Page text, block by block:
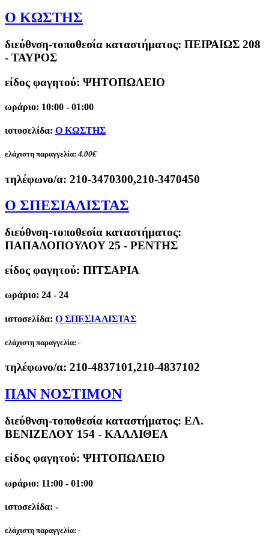
Ο ΚΩΣΤΗΣ
διεύθνση-τοποθεσία καταστήματος: ΠΕΙΡΑΙΩΣ 208
- ΤΑΥΡΟΣ
είδος φαγητού: ΨΗΤΟΠΩΛΕΙΟ
ωράριο: 10:00 - 01:00
ιστοσελίδα: Ο ΚΩΣΤΗΣ
ελάχιστη παραγγελία: 4.00€
τηλέφωνο/α: 210-3470300,210-3470450
Ο ΣΠΕΣΙΑΛΙΣΤΑΣ
διεύθνση-τοποθεσία καταστήματος:
ΠΑΠΑΔΟΠΟΥΛΟΥ 25 - ΡΕΝΤΗΣ
είδος φαγητού: ΠΙΤΣΑΡΙΑ
ωράριο: 24 - 24
ιστοσελίδα: Ο ΣΠΕΣΙΑΛΙΣΤΑΣ
ελάχιστη παραγγελία: -
τηλέφωνο/α: 210-4837101,210-4837102
ΠΑΝ ΝΟΣΤΙΜΟΝ
διεύθνση-τοποθεσία καταστήματος: ΕΛ.
ΒΕΝΙΖΕΛΟΥ 154 - ΚΑΛΛΙΘΕΑ
είδος φαγητού: ΨΗΤΟΠΩΛΕΙΟ
ωράριο: 11:00 - 01:00
ιστοσελίδα: -
ελάχιστη παραγγελία: -